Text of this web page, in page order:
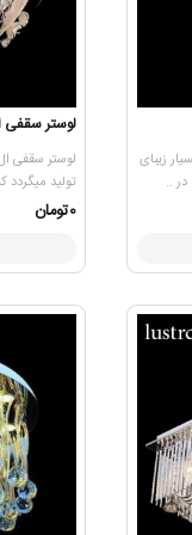
بسیار زیبای
..
لوستر سقفی ال ای
تولید
0تومان